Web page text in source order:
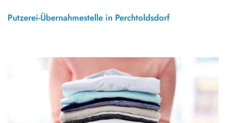
Putzerei-Übernahmestelle in Perchtoldsdorf